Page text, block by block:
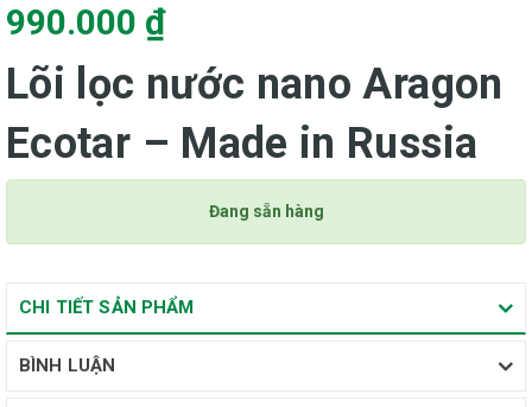
990.000 ₫
Lõi lọc nước nano Aragon
Ecotar – Made in Russia
Đang sẵn hàng
CHI TIẾT SẢN PHẨM
BÌNH LUẬN